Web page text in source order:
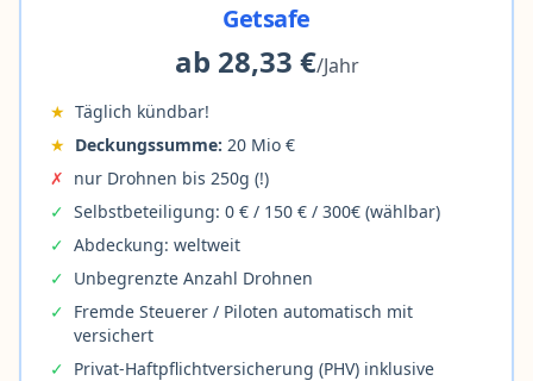
Getsafe
ab 28,33 €/Jahr
★ Täglich kündbar!
★ Deckungssumme: 20 Mio €
✗ nur Drohnen bis 250g (!)
✓ Selbstbeteiligung: 0 € / 150 € / 300€ (wählbar)
✓ Abdeckung: weltweit
✓ Unbegrenzte Anzahl Drohnen
✓ Fremde Steuerer / Piloten automatisch mit
versichert
✓ Privat-Haftpflichtversicherung (PHV) inklusive